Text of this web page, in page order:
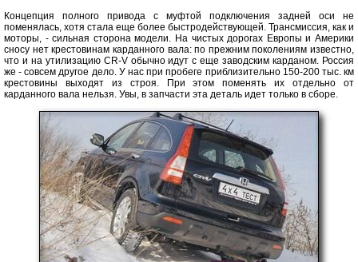
Концепция полного привода с муфтой подключения задней оси не
поменялась, хотя стала еще более быстродействующей. Трансмиссия, как и
моторы, - сильная сторона модели. На чистых дорогах Европы и Америки
сносу нет крестовинам карданного вала: по прежним поколениям известно,
что и на утилизацию CR-V обычно идут с еще заводским карданом. Россия
же - совсем другое дело. У нас при пробеге приблизительно 150-200 тыс. км
крестовины выходят из строя. При этом поменять их отдельно от
карданного вала нельзя. Увы, в запчасти эта деталь идет только в сборе.